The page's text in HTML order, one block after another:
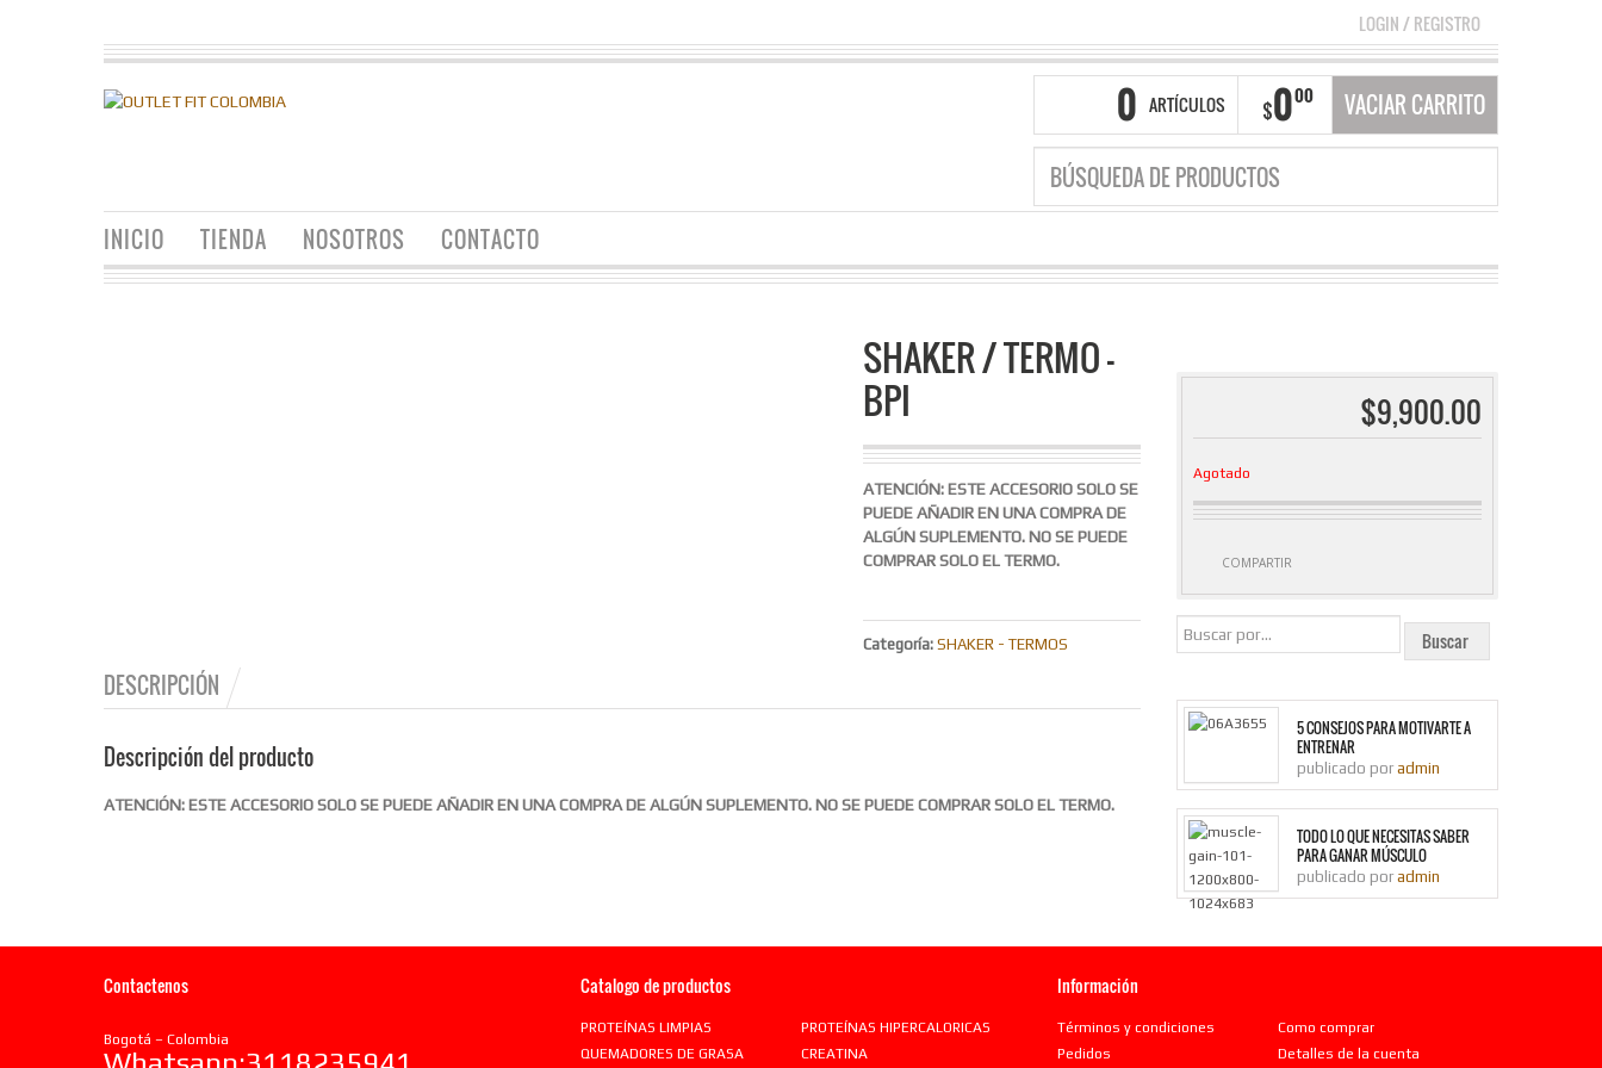
LOGIN/REGISTRO
0 ARTÍCULOS $000 VACIAR CARRITO
INICIO TIENDA NOSOTROS CONTACTO
SHAKER / TERMO –
BPI
ATENCIÓN: ESTE ACCESORIO SOLO SE
PUEDE AÑADIR EN UNA COMPRA DE
ALGÚN SUPLEMENTO. NO SE PUEDE
COMPRAR SOLO EL TERMO.
Categoría: SHAKER - TERMOS
DESCRIPCIÓN
Descripción del producto
ATENCIÓN: ESTE ACCESORIO SOLO SE PUEDE AÑADIR EN UNA COMPRA DE ALGÚN SUPLEMENTO. NO SE PUEDE COMPRAR SOLO EL TERMO.
$9,900.00
Agotado
COMPARTIR
5 CONSEJOS PARA MOTIVARTE A
ENTRENAR
publicado por admin
TODO LO QUE NECESITAS SABER
PARA GANAR MÚSCULO
publicado por admin
Contactenos
Bogotá – Colombia
Catalogo de productos
PROTEÍNAS LIMPIAS
PROTEÍNAS HIPERCALORICAS
QUEMADORES DE GRASA
CREATINA
Información
Términos y condiciones
Como comprar
Pedidos
Detalles de la cuenta